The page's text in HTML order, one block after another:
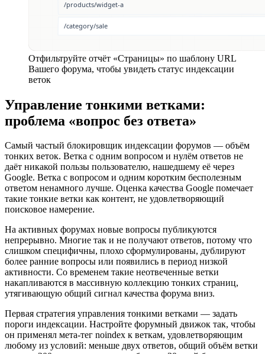
Отфильтруйте отчёт «Страницы» по шаблону URL
Вашего форума, чтобы увидеть статус индексации
веток
Управление тонкими ветками:
проблема «вопрос без ответа»
Самый частый блокировщик индексации форумов — объём
тонких веток. Ветка с одним вопросом и нулём ответов не
даёт никакой пользы пользователю, нашедшему её через
Google. Ветка с вопросом и одним коротким бесполезным
ответом ненамного лучше. Оценка качества Google помечает
такие тонкие ветки как контент, не удовлетворяющий
поисковое намерение.
На активных форумах новые вопросы публикуются
непрерывно. Многие так и не получают ответов, потому что
слишком специфичны, плохо сформулированы, дублируют
более ранние вопросы или появились в период низкой
активности. Со временем такие неотвеченные ветки
накапливаются в массивную коллекцию тонких страниц,
утягивающую общий сигнал качества форума вниз.
Первая стратегия управления тонкими ветками — задать
пороги индексации. Настройте форумный движок так, чтобы
он применял мета-тег noindex к веткам, удовлетворяющим
любому из условий: меньше двух ответов, общий объём ветки